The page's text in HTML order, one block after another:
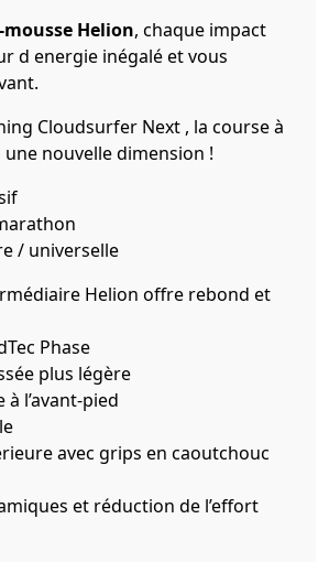
Helion, chaque impact
d energie inégalé et vous
Cloudsurfer Next , la course à
nouvelle dimension !
/ universelle
Helion offre rebond et
Phase
plus légère
à l’avant-pied
avec grips en caoutchouc
et réduction de l’effort